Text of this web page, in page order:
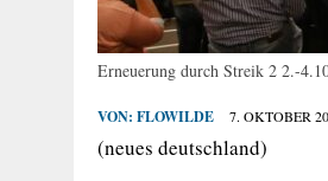
Erneuerung durch Streik 2 2.-
VON: FLOWILDE 7. OKTOBER
(neues deutschland)